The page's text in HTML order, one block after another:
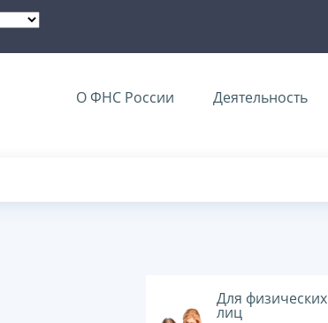
О ФНС России Деятельность
Для физических
лиц